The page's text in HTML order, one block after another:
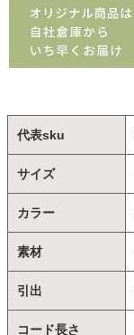
代表sku
サイズ
カラー
素材
引出
コード長さ